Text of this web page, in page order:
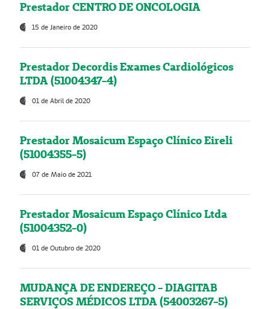
Prestador CENTRO DE ONCOLOGIA
15 de Janeiro de 2020
Prestador Decordis Exames Cardiológicos
LTDA (51004347-4)
01 de Abril de 2020
Prestador Mosaicum Espaço Clínico Eireli
(51004355-5)
07 de Maio de 2021
Prestador Mosaicum Espaço Clínico Ltda
(51004352-0)
01 de Outubro de 2020
MUDANÇA DE ENDEREÇO - DIAGITAB
SERVIÇOS MÉDICOS LTDA (54003267-5)